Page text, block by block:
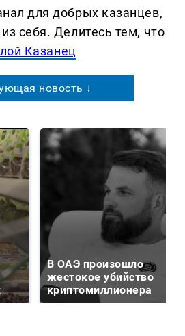
для добрых казанцев,
себя. Делитеcь тем, что
Казанец
новость ↓
В ОАЭ произошло
жестокое убийство
криптомиллионера